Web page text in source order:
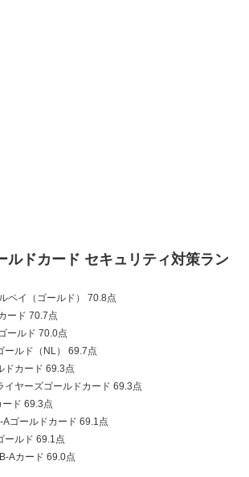
ルドカード セキュリティ対策ラン
ペイ（ゴールド） 70.8点
ード 70.7点
ールド 70.0点
ールド（NL） 69.7点
ドカード 69.3点
イヤーズゴールドカード 69.3点
ド 69.3点
ゴールドカード 69.1点
ールド 69.1点
Aカード 69.0点